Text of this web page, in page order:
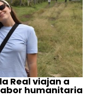
Real viajan a
humanitaria